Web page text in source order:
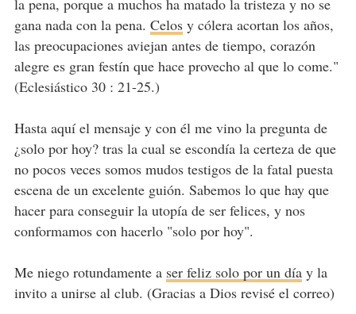
la pena, porque a muchos ha matado la tristeza y no se
gana nada con la pena. Celosy cólera acortan los años,
las preocupaciones aviejan antes de tiempo, corazón
alegre es gran festín que hace provecho al que lo come."
(Eclesiástico 30 : 21-25.)
Hasta aquí el mensaje y con él me vino la pregunta de
¿solo por hoy? tras la cual se escondía la certeza de que
no pocos veces somos mudos testigos de la fatal puesta
escena de un excelente guión. Sabemos lo que hay que
hacer para conseguir la utopía de ser felices, y nos
conformamos con hacerlo "solo por hoy".
Me niego rotundamente a ser feliz solo por un díay la
invito a unirse al club. (Gracias a Dios revisé el correo)